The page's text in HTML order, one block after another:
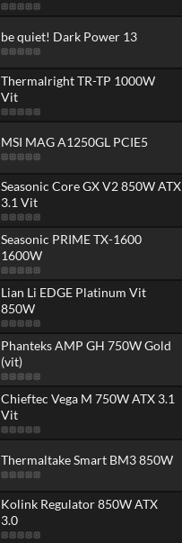
be quiet! Dark Power 13
Thermalright TR-TP 1000W
Vit
MSI MAG A1250GL PCIE5
Seasonic Core GX V2 850W ATX
3.1 Vit
Seasonic PRIME TX-1600
1600W
Lian Li EDGE Platinum Vit
850W
Phanteks AMP GH 750W Gold
(vit)
Chieftec Vega M 750W ATX 3.1
Vit
Thermaltake Smart BM3 850W
Kolink Regulator 850W ATX
3.0